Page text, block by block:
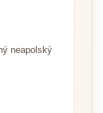
neapolský